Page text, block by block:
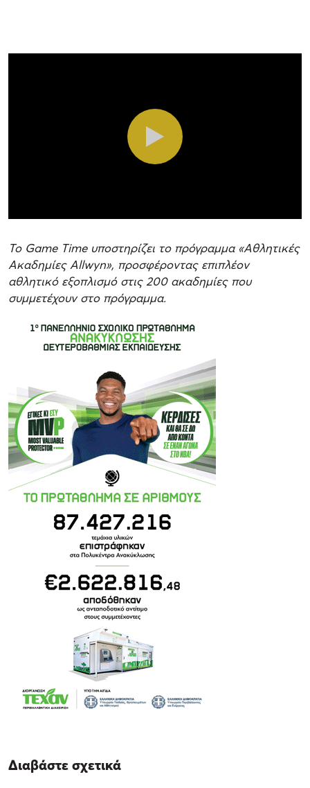
Το Game Time υποστηρίζει το πρόγραμμα «Αθλητικές
Ακαδημίες Allwyn», προσφέροντας επιπλέον
αθλητικό εξοπλισμό στις 200 ακαδημίες που
συμμετέχουν στο πρόγραμμα.
Διαβάστε σχετικά